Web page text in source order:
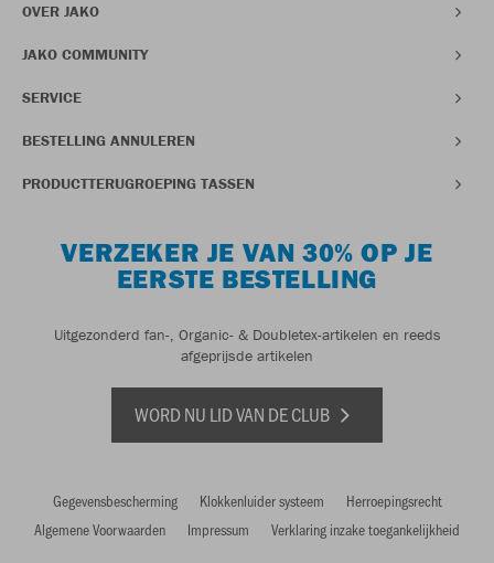
OVER JAKO
JAKO COMMUNITY
SERVICE
BESTELLING ANNULEREN
PRODUCTTERUGROEPING TASSEN
VERZEKER JE VAN 30% OP JE
EERSTE BESTELLING
Uitgezonderd fan-, Organic- & Doubletex-artikelen en reeds
afgeprijsde artikelen
WORD NU LID VAN DE CLUB
Gegevensbescherming Klokkenluider systeem
Herroepingsrecht
Algemene Voorwaarden
Impressum Verklaring inzake toegankelijkheid